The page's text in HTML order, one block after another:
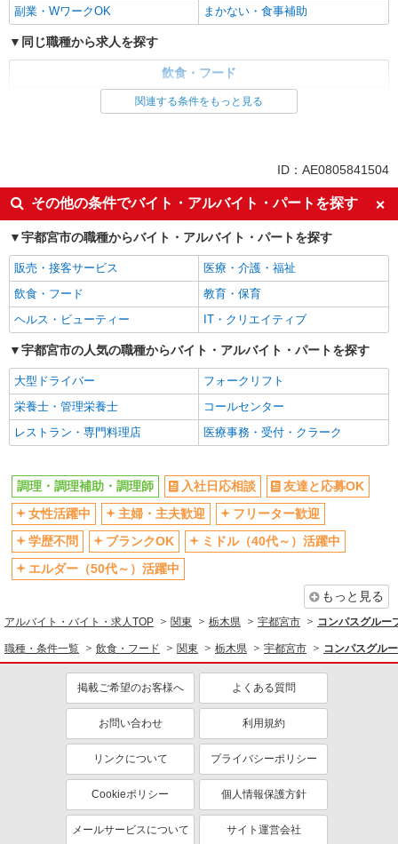
副業・WワークOK
まかない・食事補助
同じ職種から求人を探す
飲食・フード
調理・調理補助・調理師
社会保険あり
社員登用あり
週2～3日勤務OK
短時間勤務（1日4h以内）OK
車通勤OK
副業・WワークOK
まかない・食事補助
関連する条件をもっと見る
ID：AE0805841504
その他の条件でバイト・アルバイト・パートを探す
宇都宮市の職種からバイト・アルバイト・パートを探す
販売・接客サービス
医療・介護・福祉
飲食・フード
教育・保育
ヘルス・ビューティー
IT・クリエイティブ
宇都宮市の人気の職種からバイト・アルバイト・パートを探す
大型ドライバー
フォークリフト
栄養士・管理栄養士
コールセンター
レストラン・専門料理店
医療事務・受付・クラーク
調理・調理補助・調理師 入社日応相談
友達と応募OK
女性活躍中
主婦・主夫歓迎
フリーター歓迎
学歴不問
ブランクOK
ミドル（40代～）活躍中
エルダー（50代～）活躍中
もっと見る
アルバイト・バイト・求人TOP 関東 栃木県 宇都宮市 コンパスグル
職種・条件一覧 飲食・フード 関東 栃木県 宇都宮市 コンパスグル
掲載ご希望のお客様へ よくある質問
お問い合わせ 利用規約
リンクについて プライバシーポリシー
Cookieポリシー 個人情報保護方針
メールサービスについて サイト運営会社